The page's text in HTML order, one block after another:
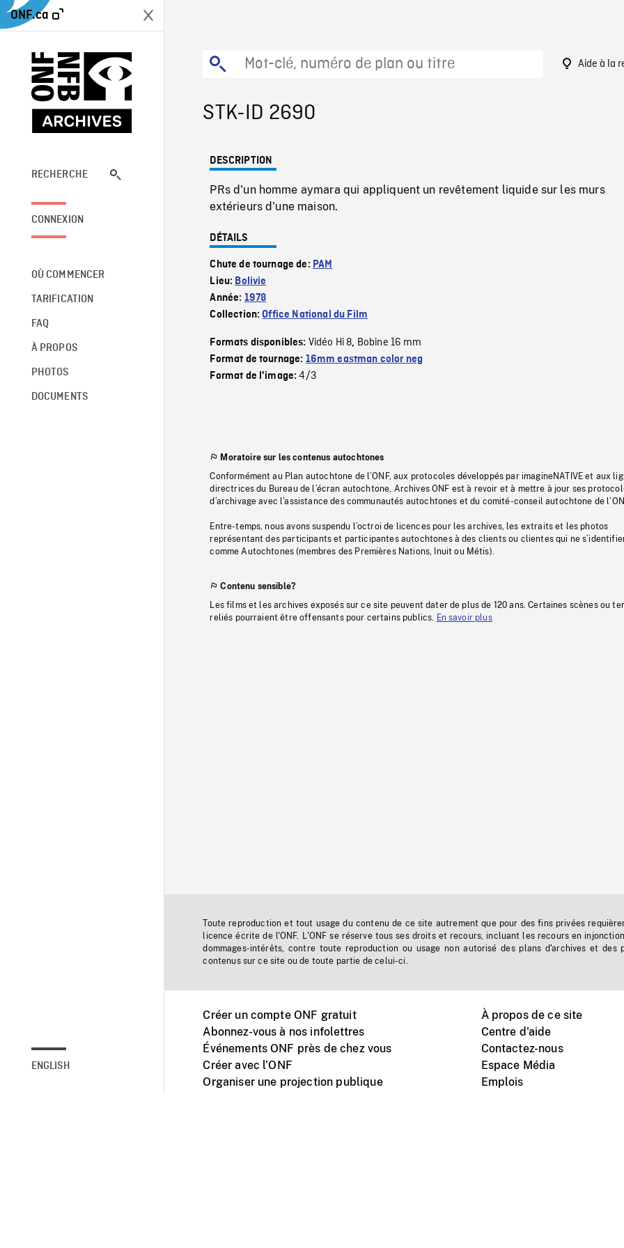
ONF.ca
RECHERCHE
CONNEXION
OÙ COMMENCER
TARIFICATION
FAQ
À PROPOS
PHOTOS
DOCUMENTS
ENGLISH
Aide à la
STK-ID 2690
DESCRIPTION
PRs d'un homme aymara qui appliquent un revêtement liquide sur les murs
extérieurs d'une maison.
DÉTAILS
Chute de tournage de: PAM
Lieu: Bolivie
Année: 1978
Collection:Office National du Film
Formats disponibles: Vidéo Hi 8, Bobine 16 mm
Format de tournage: 16mm eastman color neg
Format de l'image:4/3
Moratoire sur les contenus autochtones
Conformément au Plan autochtone de l’ONF, aux protocoles développés par imagineNATIVE et aux
directrices du Bureau de l’écran autochtone, Archives ONF est à revoir et à mettre à jour ses
d’archivage avec l’assistance des communautés autochtones et du comité-conseil autochtone de
Entre-temps, nous avons suspendu l’octroi de licences pour les archives, les extraits et les photos
représentant des participants et participantes autochtones à des clients ou clientes qui ne
comme Autochtones (membres des Premières Nations, Inuit ou Métis).
Contenu sensible?
Les films et les archives exposés sur ce site peuvent dater de plus de 120 ans. Certaines scènes ou
reliés pourraient être offensants pour certains publics. En savoir plus
Toute reproduction et tout usage du contenu de ce site autrement que pour des fins privées
licence écrite de l'ONF. L'ONF se réserve tous ses droits et recours, incluant les recours en
dommages-intérêts, contre toute reproduction ou usage non autorisé des plans d'archives et des
contenus sur ce site ou de toute partie de celui-ci.
Créer un compte ONF gratuit
Abonnez-vous à nos infolettres
Événements ONF près de chez vous
Créer avec l’ONF
Organiser une projection publique
À propos de ce site
Centre d'aide
Contactez-nous
Espace Média
Emplois